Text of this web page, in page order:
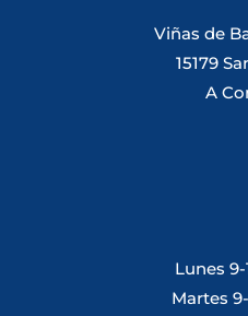
Viñas de
15179
A
Lunes 9-
Martes